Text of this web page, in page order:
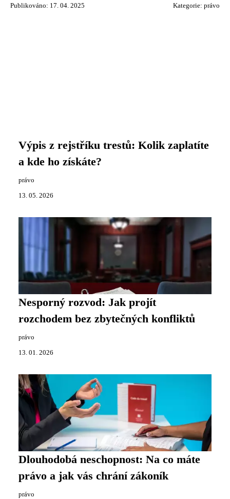
Publikováno: 17. 04. 2025 Kategorie: právo
Výpis z rejstříku trestů: Kolik zaplatíte
a kde ho získáte?
právo
13. 05. 2026
Nesporný rozvod: Jak projít
rozchodem bez zbytečných konfliktů
právo
13. 01. 2026
Dlouhodobá neschopnost: Na co máte
právo a jak vás chrání zákoník
právo